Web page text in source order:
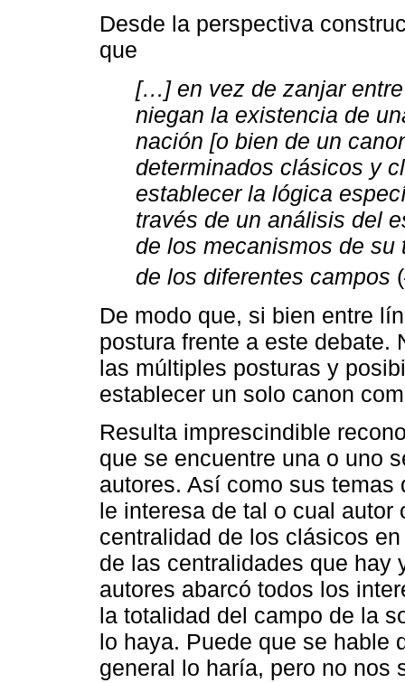
Desde la perspectiva
que
[…] en vez de zanjar
niegan la existencia de
nación [o bien de un
determinados clásicos y
establecer la lógica
través de un análisis del
de los mecanismos de
de los diferentes campos (
De modo que, si bien entre
postura frente a este debate.
las múltiples posturas y
establecer un solo canon
Resulta imprescindible
que se encuentre una o uno
autores. Así como sus
le interesa de tal o cual autor
centralidad de los clásicos
de las centralidades que hay
autores abarcó todos los
la totalidad del campo de la
lo haya. Puede que se hable
general lo haría, pero no nos